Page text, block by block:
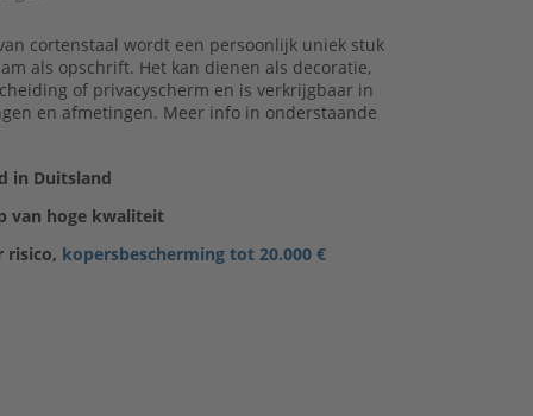
cortenstaal wordt een persoonlijk uniek stuk
als opschrift. Het kan dienen als decoratie,
of privacyscherm en is verkrijgbaar in
en afmetingen. Meer info in onderstaande
in Duitsland
van hoge kwaliteit
risico, kopersbescherming tot 20.000 €